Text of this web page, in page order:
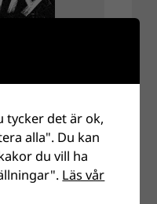
tycker det är ok,
alla". Du kan
du vill ha
Läs vår